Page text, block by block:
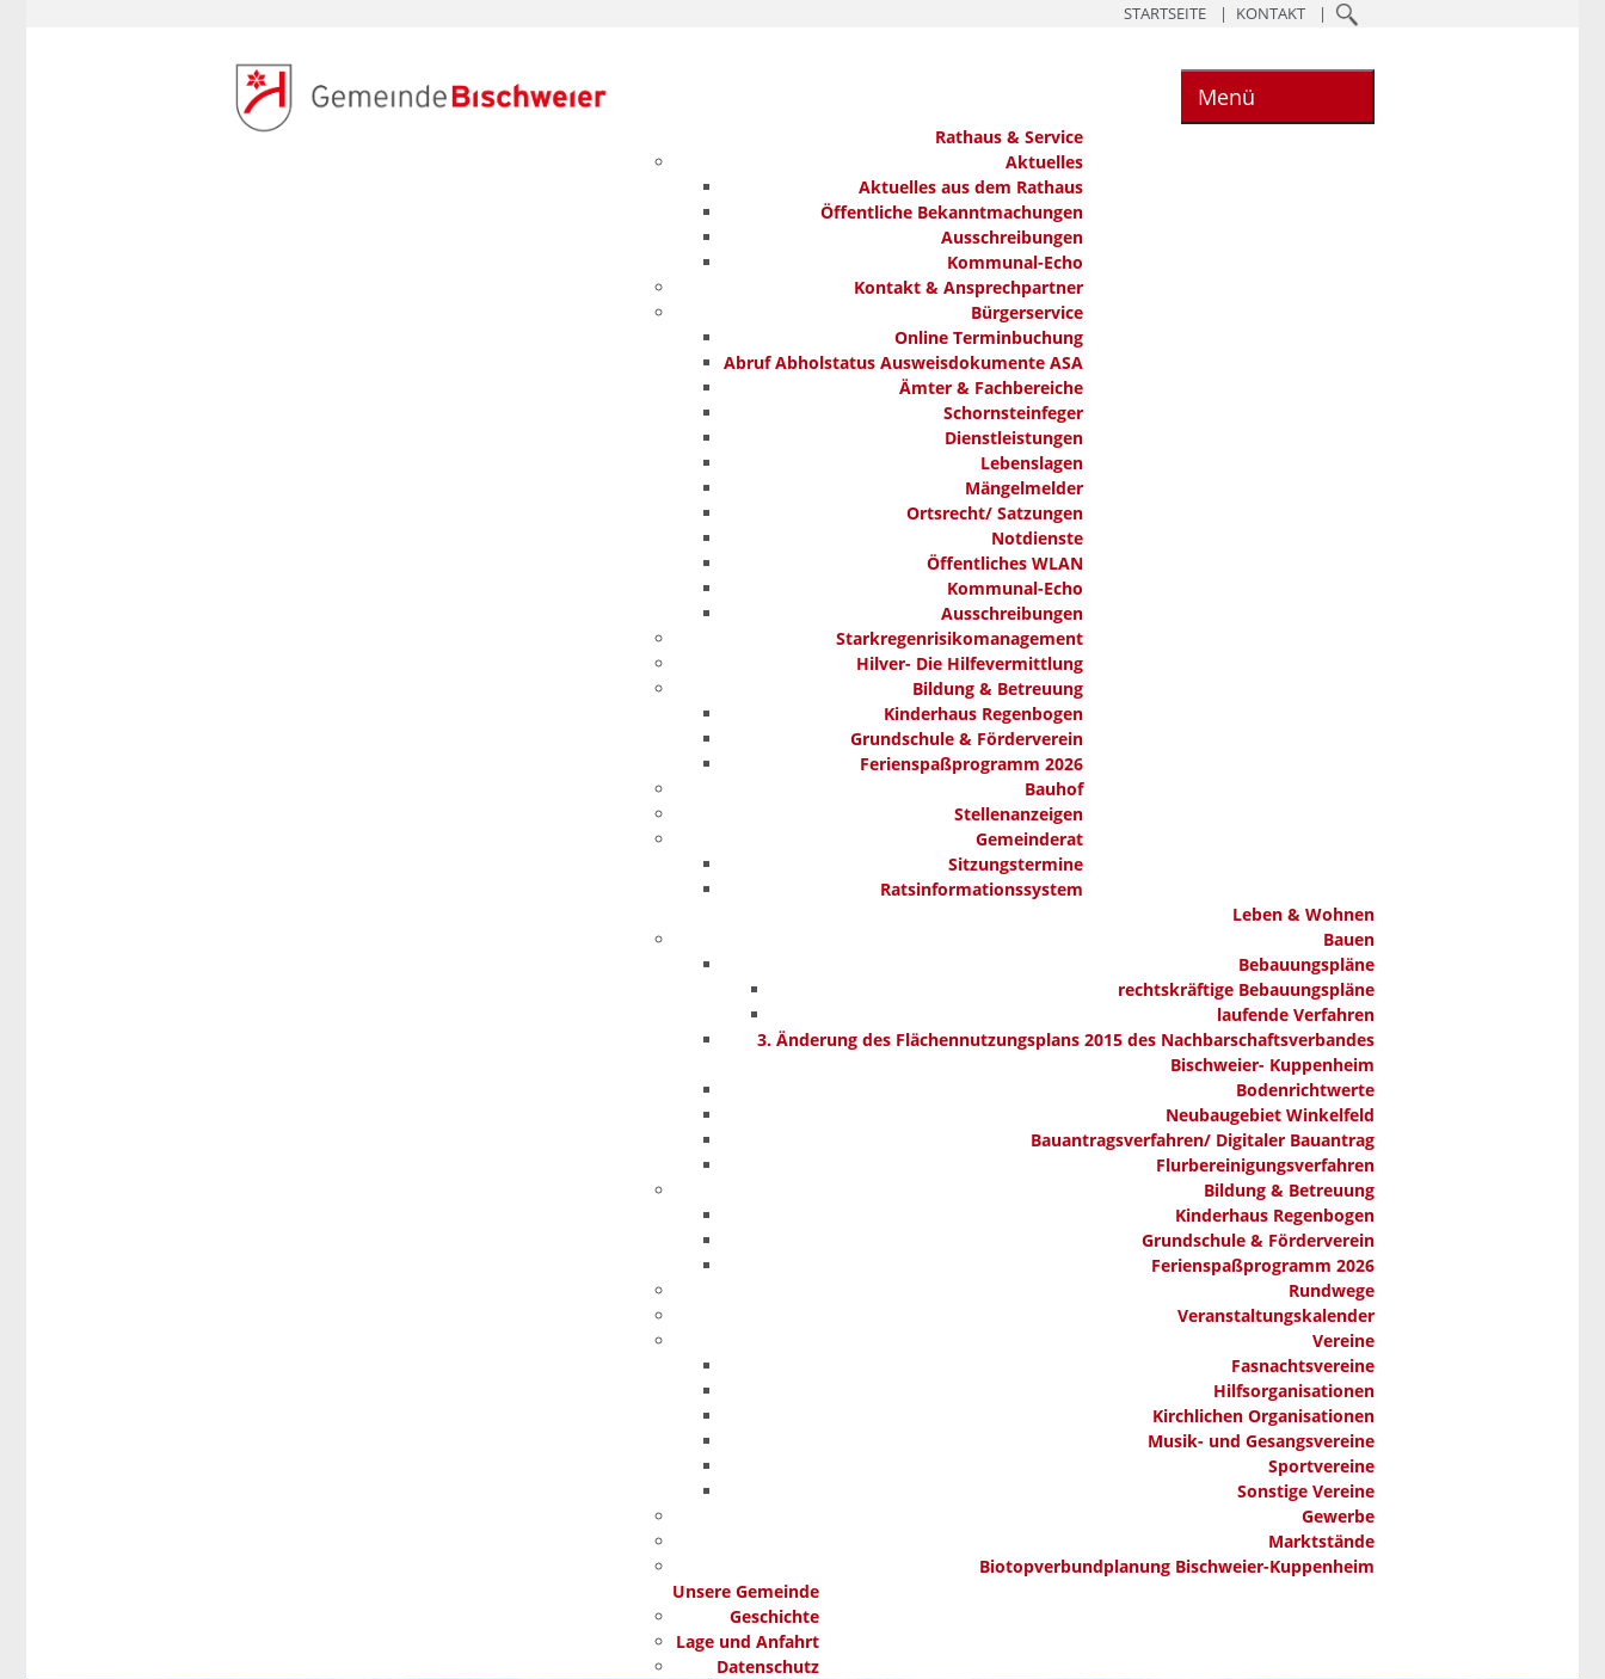
STARTSEITE KONTAKT
Menü
Rathaus & Service
Aktuelles
Aktuelles aus dem Rathaus
Öffentliche Bekanntmachungen
Ausschreibungen
Kommunal-Echo
Kontakt & Ansprechpartner
Bürgerservice
Online Terminbuchung
Abruf Abholstatus Ausweisdokumente ASA
Ämter & Fachbereiche
Schornsteinfeger
Dienstleistungen
Lebenslagen
Mängelmelder
Ortsrecht/ Satzungen
Notdienste
Öffentliches WLAN
Kommunal-Echo
Ausschreibungen
Starkregenrisikomanagement
Hilver- Die Hilfevermittlung
Bildung & Betreuung
Kinderhaus Regenbogen
Grundschule & Förderverein
Ferienspaßprogramm 2026
Bauhof
Stellenanzeigen
Gemeinderat
Sitzungstermine
Ratsinformationssystem
Leben & Wohnen
Bauen
Bebauungspläne
rechtskräftige Bebauungspläne
laufende Verfahren
3. Änderung des Flächennutzungsplans 2015 des Nachbarschaftsverbandes
Bischweier- Kuppenheim
Bodenrichtwerte
Neubaugebiet Winkelfeld
Bauantragsverfahren/ Digitaler Bauantrag
Flurbereinigungsverfahren
Bildung & Betreuung
Kinderhaus Regenbogen
Grundschule & Förderverein
Ferienspaßprogramm 2026
Rundwege
Veranstaltungskalender
Vereine
Fasnachtsvereine
Hilfsorganisationen
Kirchlichen Organisationen
Musik- und Gesangsvereine
Sportvereine
Sonstige Vereine
Gewerbe
Marktstände
Biotopverbundplanung Bischweier-Kuppenheim
Unsere Gemeinde
Geschichte
Lage und Anfahrt
Datenschutz